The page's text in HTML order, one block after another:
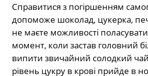
Справитися з погіршенням
допоможе шоколад, цукерка,
не маєте можливості
момент, коли застав головний
випити звичайний солодкий
рівень цукру в крові прийде в